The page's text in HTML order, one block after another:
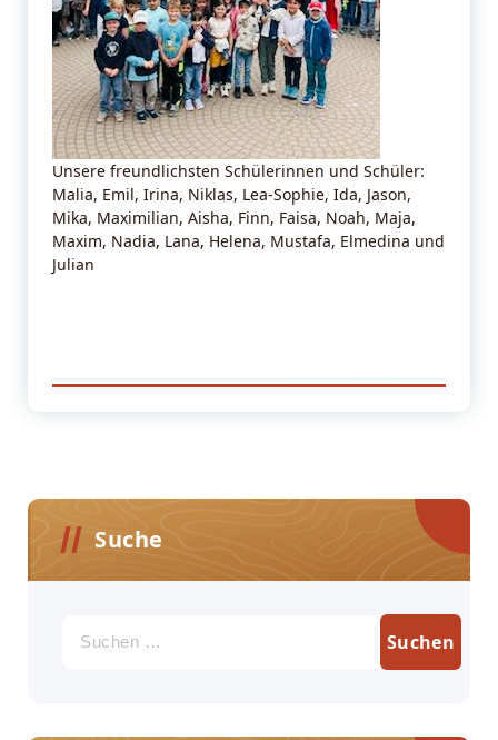
Unsere freundlichsten Schülerinnen und Schüler:
Malia, Emil, Irina, Niklas, Lea-Sophie, Ida, Jason,
Mika, Maximilian, Aisha, Finn, Faisa, Noah, Maja,
Maxim, Nadia, Lana, Helena, Mustafa, Elmedina und
Julian
Suche
nach: